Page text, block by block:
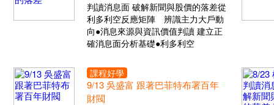
判讀消息面 破解新聞與股價的落差從
利多利空反應矩陣 辨識主力大戶動
向●消息來源與資訊價值判讀 建立正
確消息面分析基礎●利多利空
課程好學
9/13 吳盛富 跟著巴菲特布署百年
財閥